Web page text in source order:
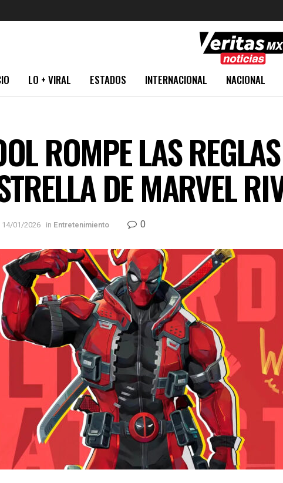
LO + VIRAL ESTADOS INTERNACIONAL NACIONAL
ROMPE LAS
DE MARVEL
14/01/2026 in Entretenimiento 0